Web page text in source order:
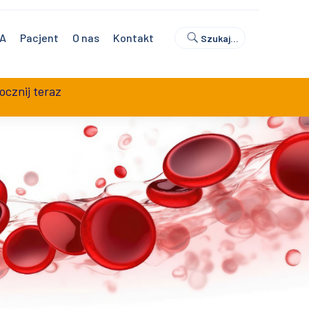
Szukaj…
Pacjent O nas Kontakt
teraz